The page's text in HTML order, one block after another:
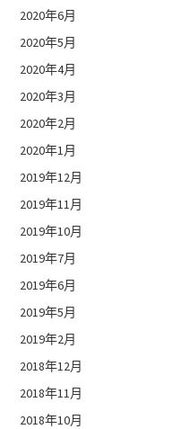
2020年6月
2020年5月
2020年4月
2020年3月
2020年2月
2020年1月
2019年12月
2019年11月
2019年10月
2019年7月
2019年6月
2019年5月
2019年2月
2018年12月
2018年11月
2018年10月